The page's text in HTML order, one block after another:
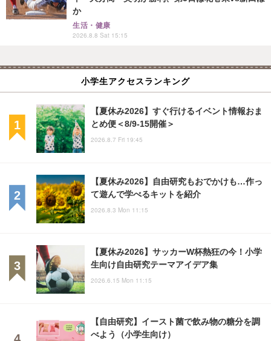
か
生活・健康
2026.8.8 Sat 15:15
小学生アクセスランキング
【夏休み2026】すぐ行けるイベント情報おま
とめ便＜8/9-15開催＞
2026.8.7 Fri 19:45
【夏休み2026】自由研究もおでかけも…作っ
て遊んで学べるキットを紹介
2026.8.3 Mon 11:15
【夏休み2026】サッカーW杯熱狂の今！小学
生向け自由研究テーマアイデア集
2026.6.15 Mon 11:15
【自由研究】イースト菌で飲み物の糖分を調
べよう（小学生向け）